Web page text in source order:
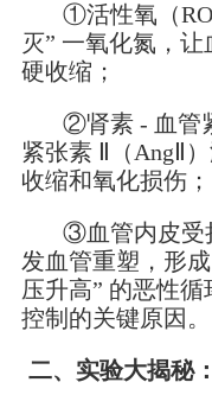
①活性氧（
灭” 一氧化氮，
硬收缩；
②肾素 - 血管
紧张素 Ⅱ（AngⅡ
收缩和氧化损伤；
③血管内皮受
发血管重塑，形
压升高” 的恶性
控制的关键原因。
二、实验大揭秘